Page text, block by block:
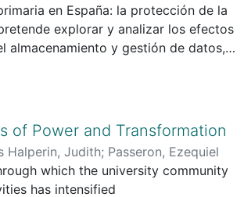
en España: la protección de la
explorar y analizar los efectos
almacenamiento y gestión de datos,
El proyecto se divide en 4 fases; este
of Power and Transformation
Halperin, Judith; Passeron, Ezequiel
which the university community
has intensified